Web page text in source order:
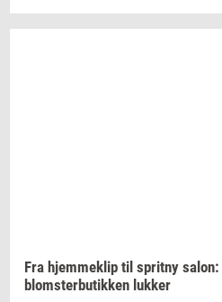
Fra hjem­me­klip til sprit­ny salon:
blom­ster­bu­tik­ken luk­ker